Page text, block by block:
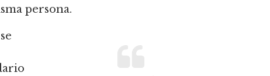
persona.